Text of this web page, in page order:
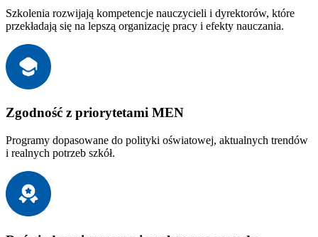
Szkolenia rozwijają kompetencje nauczycieli i dyrektorów, które
przekładają się na lepszą organizację pracy i efekty nauczania.
Zgodność z priorytetami MEN
Programy dopasowane do polityki oświatowej, aktualnych trendów
i realnych potrzeb szkół.